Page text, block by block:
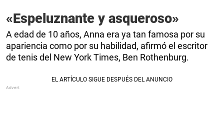
«Espeluznante y asqueroso»
A edad de 10 años, Anna era ya tan famosa por su
apariencia como por su habilidad, afirmó el escritor
de tenis del New York Times, Ben Rothenburg.